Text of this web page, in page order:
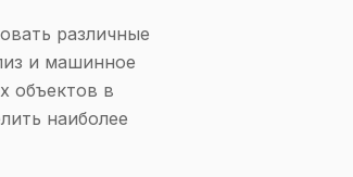
различные
и машинное
объектов в
наиболее